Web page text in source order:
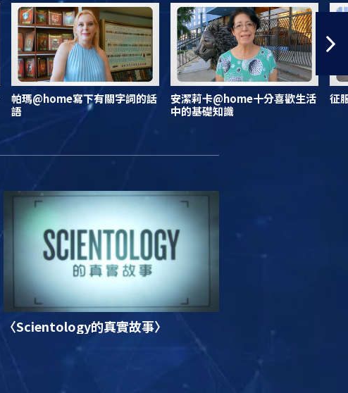
帕瑪@home寫下有關字詞的話
語
安潔莉卡@home十分喜歡生活
中的基礎知識
征
〈Scientology的真實故事〉